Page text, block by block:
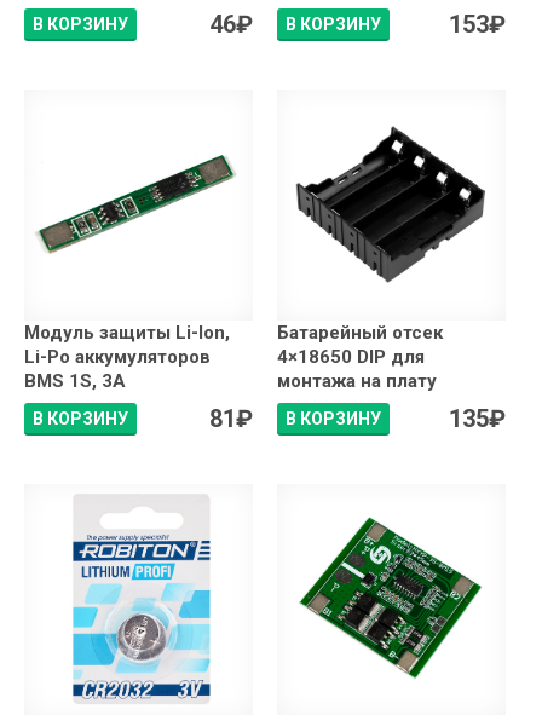
В КОРЗИНУ 46₽ В КОРЗИНУ 153₽
Модуль защиты Li-Ion,
Li-Po аккумуляторов
BMS 1S, 3A
В КОРЗИНУ 81₽
Батарейный отсек
4×18650 DIP для
монтажа на плату
В КОРЗИНУ 135₽